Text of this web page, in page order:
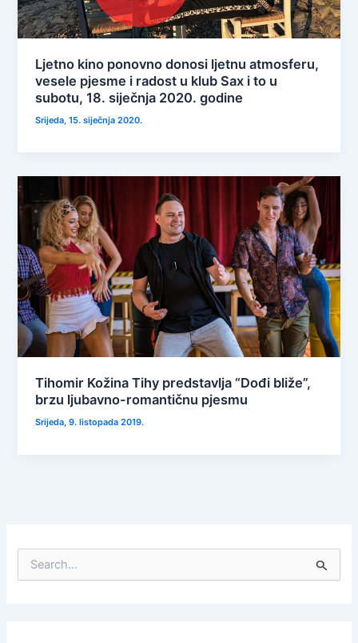
Ljetno kino ponovno donosi ljetnu atmosferu,
vesele pjesme i radost u klub Sax i to u
subotu, 18. siječnja 2020. godine
Srijeda, 15. siječnja 2020.
Tihomir Kožina Tihy predstavlja “Dođi bliže”,
brzu ljubavno-romantičnu pjesmu
Srijeda, 9. listopada 2019.